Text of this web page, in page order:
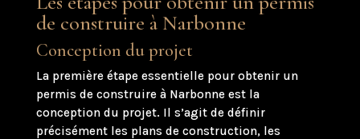
de construire à Narbonne
Conception du projet
La première étape essentielle pour obtenir un
permis de construire à Narbonne est la
conception du projet. Il s’agit de définir
précisément les plans de construction, les